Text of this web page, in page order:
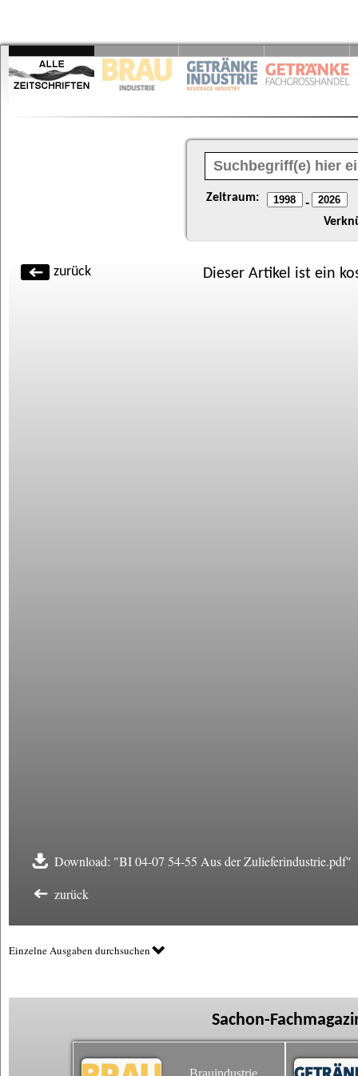
Zeitraum: -
zurück Dieser Artikel ist ein
Download: "BI 04-07 54-55 Aus der Zulieferindustrie.pdf"
zurück
Einzelne Ausgaben durchsuchen
Sachon-
Brauindustrie